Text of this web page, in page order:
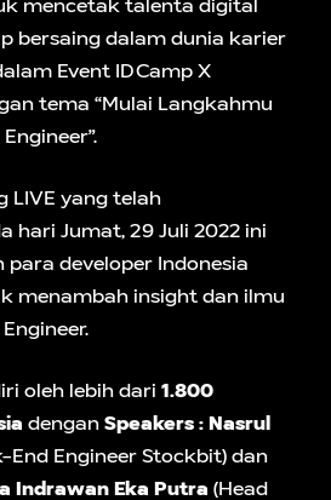
mencetak talenta digital
bersaing dalam dunia karier
Event IDCamp X
tema “Mulai Langkahmu
LIVE yang telah
hari Jumat, 29 Juli 2022 ini
developer Indonesia
menambah insight dan ilmu
oleh lebih dari 1.800
dengan Speakers : Nasrul
End Engineer Stockbit) dan
Indrawan Eka Putra (Head